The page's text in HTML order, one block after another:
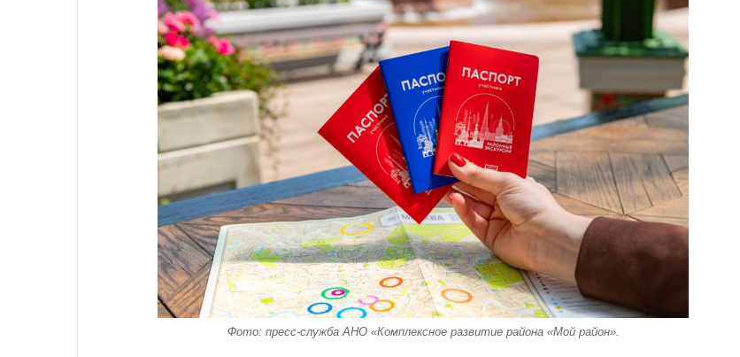
Фото: пресс-служба АНО «Комплексное развитие района «Мой район».